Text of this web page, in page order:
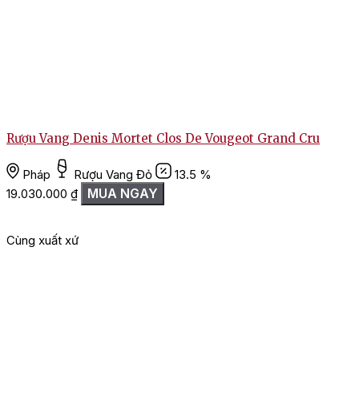
Rượu Vang Denis Mortet Clos De Vougeot Grand Cru
Pháp Rượu Vang Đỏ
13.5 %
19.030.000 ₫ MUA NGAY
Cùng xuất xứ